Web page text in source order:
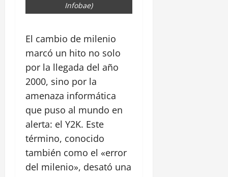
Infobae)
El cambio de milenio
marcó un hito no solo
por la llegada del año
2000, sino por la
amenaza informática
que puso al mundo en
alerta: el Y2K. Este
término, conocido
también como el «error
del milenio», desató una